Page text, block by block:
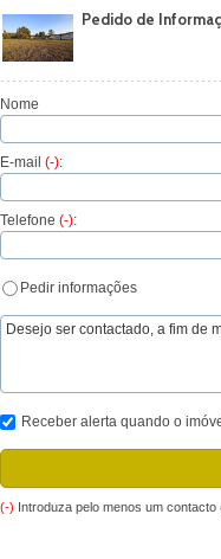
Pedido de
Nome
E-mail (-):
Telefone (-):
Pedir informações
Receber alerta quando o
(-) Introduza pelo menos um contacto